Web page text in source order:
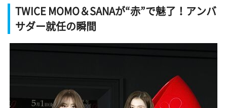
TWICE MOMO＆SANAが“赤”で魅了！アンバ
サダー就任の瞬間